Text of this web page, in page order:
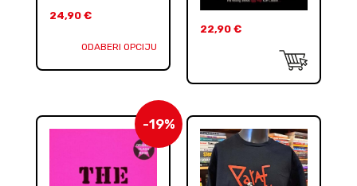
24,90 €
ODABERI OPCIJU
22,90 €
-19%